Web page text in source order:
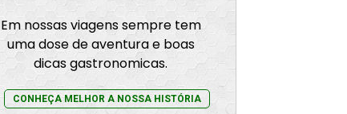
Em nossas viagens sempre tem
uma dose de aventura e boas
dicas gastronomicas.
CONHEÇA MELHOR A NOSSA HISTÓRIA